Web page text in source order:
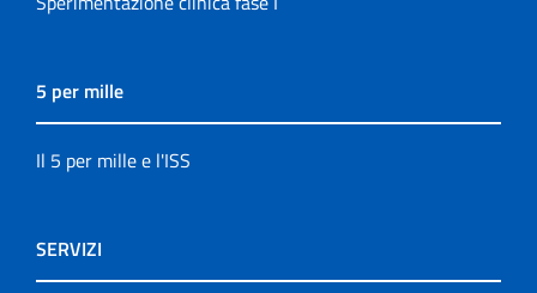
5 per mille
Il 5 per mille e l'ISS
SERVIZI